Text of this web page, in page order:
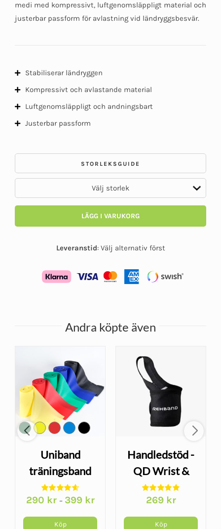
av
medi med kompressivt, luftgenomsläppligt material och
justerbar passform för avlastning vid ländryggsbesvär.
Stabiliserar ländryggen
Kompressivt och avlastande material
Luftgenomsläppligt och andningsbart
Justerbar passform
STORLEKSGUIDE
LÄGG I VARUKORG
Leveranstid: Välj alternativ först
Andra köpte även
Uniband
träningsband
5,5 m –
latexfritt
gummiband
290 kr – 399 kr
Köp
Handledstöd -
QD Wrist &
Thumb Support
1,5mm Black
269 kr
Köp